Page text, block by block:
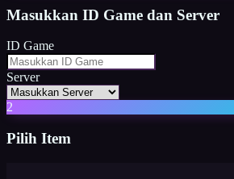
Masukkan ID Game dan Server
ID Game
Server
2
Pilih Item